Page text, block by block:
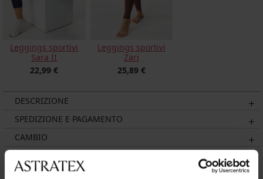
Leggings sportivi
Sara II
22,99 €
Leggings sportivi
Zari
25,89 €
DESCRIZIONE
SPEDIZIONE E PAGAMENTO
CAMBIO